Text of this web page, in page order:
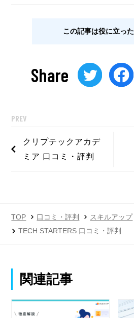
この記事は役に立った
Share
PREV
クリプテックアカデ
ミア 口コミ・評判
TOP 口コミ・評判
スキルアップ
TECH STARTERS 口コミ・評判
関連記事